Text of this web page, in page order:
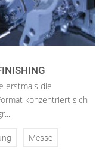
erstmals die
konzentriert sich
Messe